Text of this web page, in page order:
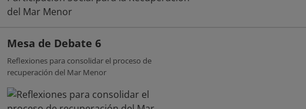
Mesa de Debate 6
Reflexiones para consolidar el proceso de
recuperación del Mar Menor